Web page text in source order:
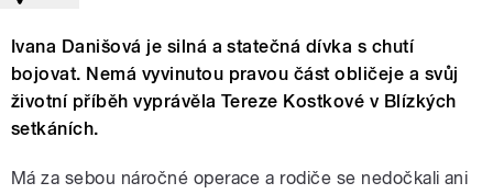
Ivana Danišová je silná a statečná dívka s chutí
bojovat. Nemá vyvinutou pravou část obličeje a svůj
životní příběh vyprávěla Tereze Kostkové v Blízkých
setkáních.
Má za sebou náročné operace a rodiče se nedočkali ani